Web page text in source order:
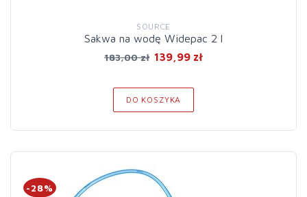
SOURCE
Sakwa na wodę Widepac 2 l
183,00 zł 139,99 zł
DO KOSZYKA
-28%